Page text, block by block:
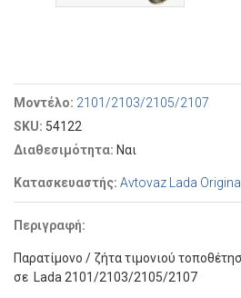
Μοντέλο: 2101/2103/2105/2107
SKU: 54122
Διαθεσιμότητα: Ναι
Κατασκευαστής: Avtovaz Lada Original
Περιγραφή:
Παρατίμονο / ζήτα τιμονιού
σε Lada 2101/2103/2105/2107